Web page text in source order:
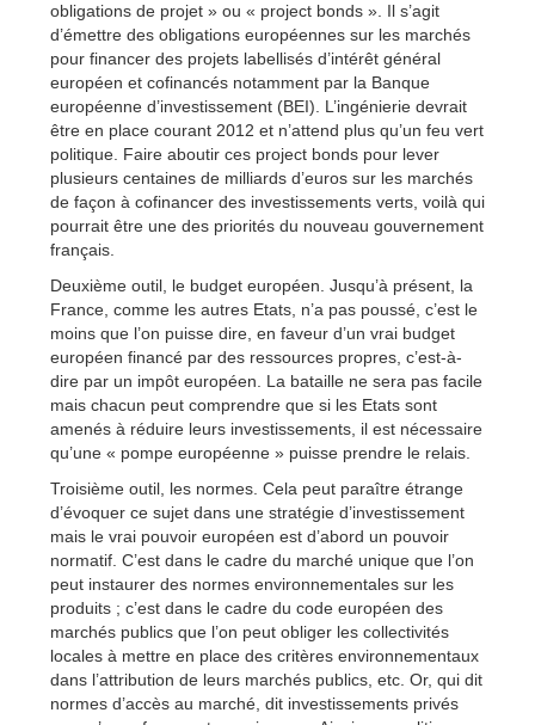
obligations de projet » ou « project bonds ». Il s’agit
d’émettre des obligations européennes sur les marchés
pour financer des projets labellisés d’intérêt général
européen et cofinancés notamment par la Banque
européenne d’investissement (BEI). L’ingénierie devrait
être en place courant 2012 et n’attend plus qu’un feu vert
politique. Faire aboutir ces project bonds pour lever
plusieurs centaines de milliards d’euros sur les marchés
de façon à cofinancer des investissements verts, voilà qui
pourrait être une des priorités du nouveau gouvernement
français.
Deuxième outil, le budget européen. Jusqu’à présent, la
France, comme les autres Etats, n’a pas poussé, c’est le
moins que l’on puisse dire, en faveur d’un vrai budget
européen financé par des ressources propres, c’est-à-
dire par un impôt européen. La bataille ne sera pas facile
mais chacun peut comprendre que si les Etats sont
amenés à réduire leurs investissements, il est nécessaire
qu’une « pompe européenne » puisse prendre le relais.
Troisième outil, les normes. Cela peut paraître étrange
d’évoquer ce sujet dans une stratégie d’investissement
mais le vrai pouvoir européen est d’abord un pouvoir
normatif. C’est dans le cadre du marché unique que l’on
peut instaurer des normes environnementales sur les
produits ; c’est dans le cadre du code européen des
marchés publics que l’on peut obliger les collectivités
locales à mettre en place des critères environnementaux
dans l’attribution de leurs marchés publics, etc. Or, qui dit
normes d’accès au marché, dit investissements privés